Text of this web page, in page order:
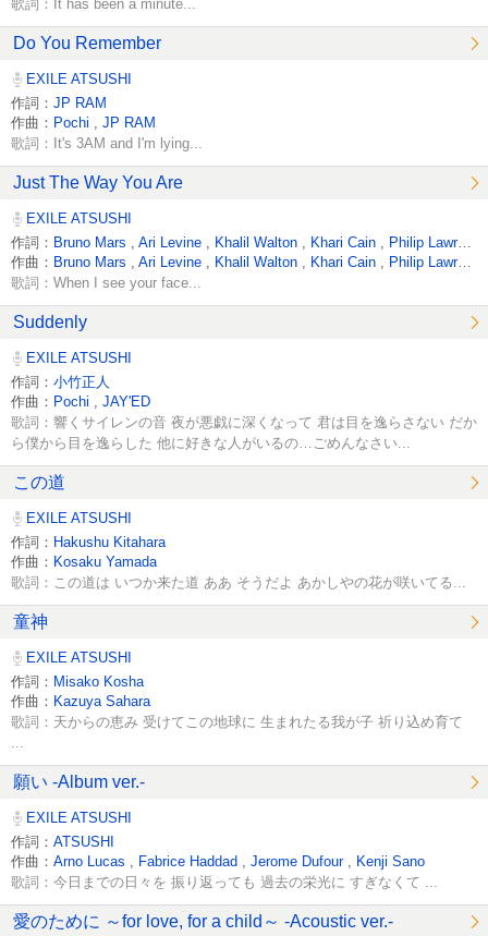
歌詞：It has been a minute...
Do You Remember
EXILE ATSUSHI
作詞： JP RAM
作曲： Pochi JP RAM
歌詞：It's 3AM and I'm lying...
Just The Way You Are
EXILE ATSUSHI
作詞： Bruno Mars Ari Levine Khalil Walton Khari Cain
Philip Lawrence
作曲： Bruno Mars Ari Levine Khalil Walton Khari Cain Philip Lawrence
歌詞：When I see your face...
Suddenly
EXILE ATSUSHI
作詞： 小竹正人
作曲： Pochi JAY'ED
歌詞：響くサイレンの音 夜が悪戯に深くなって 君は目を逸らさない だか
ら僕から目を逸らした 他に好きな人がいるの…ごめんなさい...
この道
EXILE ATSUSHI
作詞： Hakushu Kitahara
作曲： Kosaku Yamada
歌詞：この道は いつか来た道 ああ そうだよ あかしやの花が咲いてる...
童神
EXILE ATSUSHI
作詞： Misako Kosha
作曲： Kazuya Sahara
歌詞：天からの恵み 受けてこの地球に 生まれたる我が子 祈り込め育て
願い -Album ver.-
EXILE ATSUSHI
作詞： ATSUSHI
作曲： Arno Lucas Fabrice Haddad Jerome Dufour Kenji Sano
歌詞：今日までの日々を 振り返っても 過去の栄光に すぎなくて ...
愛のために ～for love, for a child～ -Acoustic ver.-